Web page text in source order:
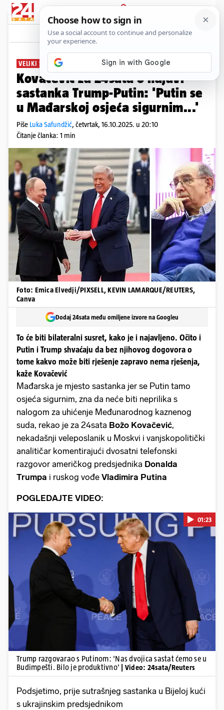
PRIJAVA
News Komentari
VELIKI SASTANAK U SUSJEDSTVU
Kovačević za 24sata o najavi
sastanka Trump-Putin: 'Putin se
u Mađarskoj osjeća sigurnim...'
Piše Luka Safundžić, četvrtak, 16.10.2025. u 20:10
Čitanje članka: 1 min
Foto: Emica Elvedji/PIXSELL, KEVIN LAMARQUE/REUTERS,
Canva
Dodaj 24sata među omiljene izvore na Googleu
To će biti bilateralni susret, kako je i najavljeno. Očito i
Putin i Trump shvaćaju da bez njihovog dogovora o
tome kakvo može biti rješenje zapravo nema rješenja,
kaže Kovačević
Mađarska je mjesto sastanka jer se Putin tamo
osjeća sigurnim, zna da neće biti neprilika s
nalogom za uhićenje Međunarodnog kaznenog
suda, rekao je za 24sata Božo Kovačević,
nekadašnji veleposlanik u Moskvi i vanjskopolitički
analitičar komentirajući dvosatni telefonski
razgovor američkog predsjednika Donalda
Trumpa i ruskog vođe Vladimira Putina
POGLEDAJTE VIDEO:
Pokretanje videa...
01:23
Trump razgovarao s Putinom: 'Nas dvojica sastat ćemo se u
Budimpešti. Bilo je produktivno'
| Video: 24sata/Reuters
Podsjetimo, prije sutrašnjeg sastanka u Bijeloj kući
s ukrajinskim predsjednikom